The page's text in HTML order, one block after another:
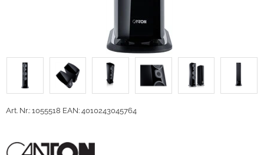
Art. Nr.: 1055518 EAN: 4010243045764